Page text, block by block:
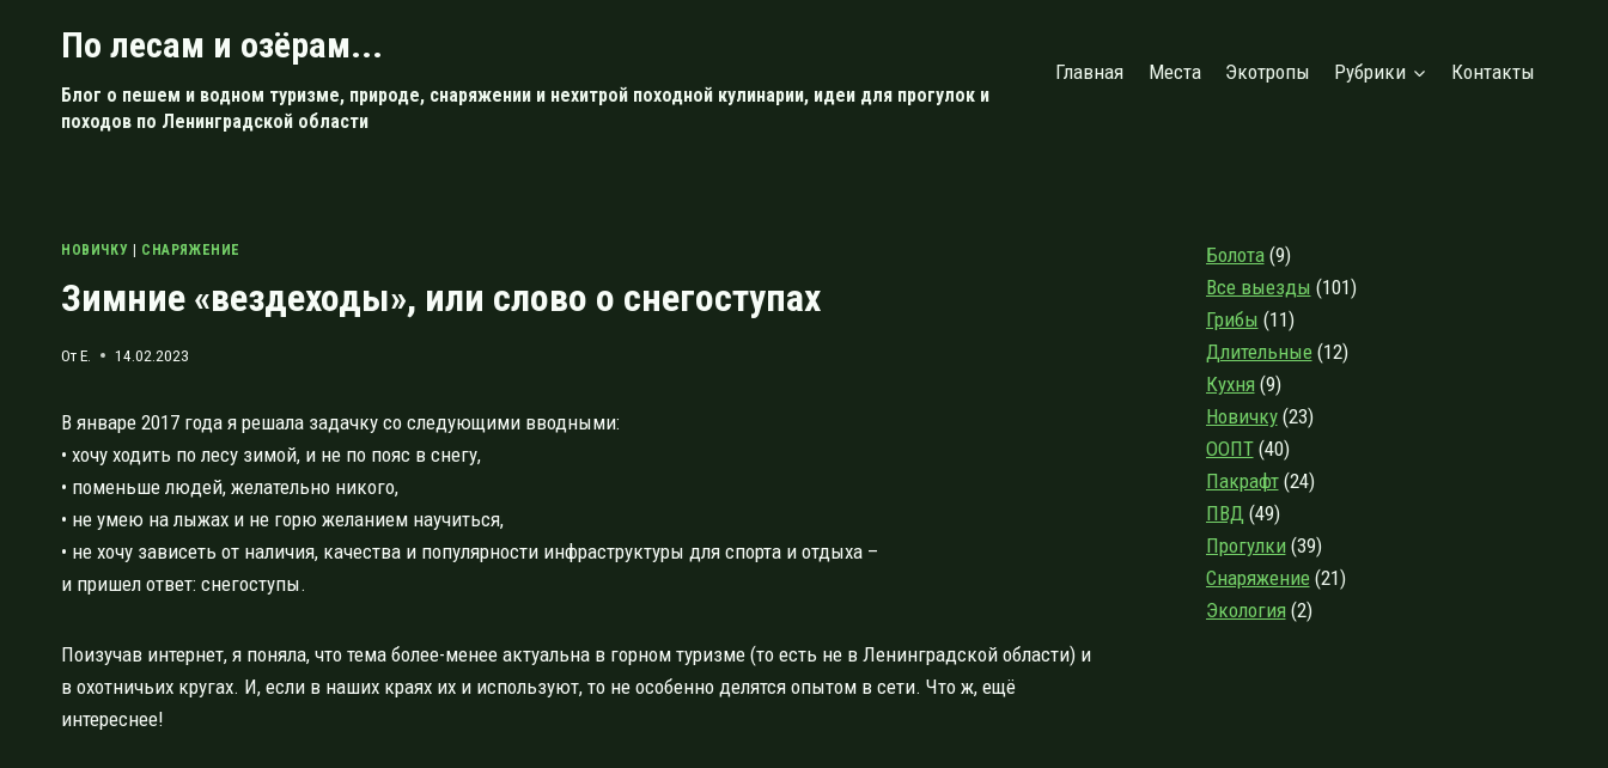
По лесам и озёрам...
Блог о пешем и водном туризме, природе, снаряжении и нехитрой походной кулинарии, идеи для прогулок и
походов по Ленинградской области
Главная Места Экотропы Рубрики Контакты
НОВИЧКУ СНАРЯЖЕНИЕ
Зимние «вездеходы», или слово о снегоступах
ОтE. 14.02.2023
В январе 2017 года я решала задачку со следующими вводными:
• хочу ходить по лесу зимой, и не по пояс в снегу,
• поменьше людей, желательно никого,
• не умею на лыжах и не горю желанием научиться,
• не хочу зависеть от наличия, качества и популярности инфраструктуры для спорта и отдыха –
и пришел ответ: снегоступы.
Поизучав интернет, я поняла, что тема более-менее актуальна в горном туризме (то есть не в Ленинградской области) и
в охотничьих кругах. И, если в наших краях их и используют, то не особенно делятся опытом в сети. Что ж, ещё
интереснее!
Болота(9)
Все выезды (101)
Грибы (11)
Длительные(12)
Кухня(9)
Новичку(23)
ООПТ(40)
Пакрафт(24)
ПВД(49)
Прогулки(39)
Снаряжение(21)
Экология(2)